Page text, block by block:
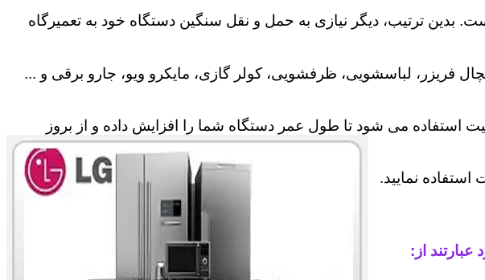
بدین ترتیب، دیگر نیازی به حمل و نقل سنگین دستگاه خود به تعمیرگاه
فریزر، لباسشویی، ظرفشویی، کولر گازی، مایکرو ویو، جارو برقی و ...
استفاده می شود تا طول عمر دستگاه شما را افزایش داده و از بروز
نمایید.
از: